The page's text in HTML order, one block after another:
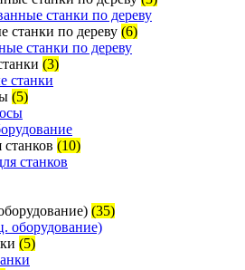
станки по дереву (6)
(3)
(5)
(10)
(35)
(5)